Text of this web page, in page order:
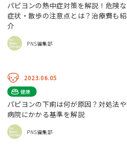
パピヨンの熱中症対策を解説！危険な
症状・散歩の注意点とは？治療費も紹
介
PNS編集部
2023.06.05
健康
パピヨンの下痢は何が原因？対処法や
病院にかかる基準を解説
PNS編集部